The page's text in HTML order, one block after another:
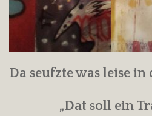
Da seufzte was leise
„Dat soll ein